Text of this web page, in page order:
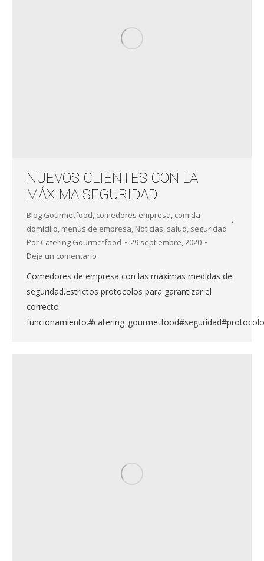
NUEVOS CLIENTES CON LA
MÁXIMA SEGURIDAD
Blog Gourmetfood, comedores empresa, comida
domicilio, menús de empresa, Noticias, salud, seguridad
Por Catering Gourmetfood
29 septiembre, 2020
Deja un comentario
Comedores de empresa con las máximas medidas de
seguridad.Estrictos protocolos para garantizar el
correcto